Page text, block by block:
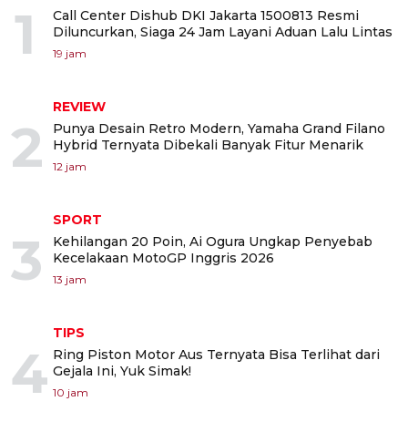
1
Call Center Dishub DKI Jakarta 1500813 Resmi
Diluncurkan, Siaga 24 Jam Layani Aduan Lalu Lintas
19 jam
2
REVIEW
Punya Desain Retro Modern, Yamaha Grand Filano
Hybrid Ternyata Dibekali Banyak Fitur Menarik
12 jam
3
SPORT
Kehilangan 20 Poin, Ai Ogura Ungkap Penyebab
Kecelakaan MotoGP Inggris 2026
13 jam
4
TIPS
Ring Piston Motor Aus Ternyata Bisa Terlihat dari
Gejala Ini, Yuk Simak!
10 jam